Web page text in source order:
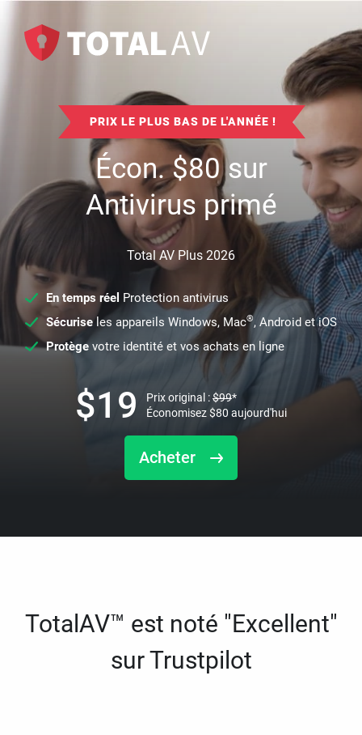
PRIX LE PLUS BAS DE L'ANNÉE !
Écon.$80sur
Antivirus primé
Total AV Plus 2026
En temps réel Protection antivirus
Sécuriseles appareils Windows, Mac®, Android et iOS
Protège votre identité et vos achats en ligne
Acheter
$19 Prix original :$99*
Économisez$80 aujourd'hui
TotalAV™ est noté "Excellent"
sur Trustpilot